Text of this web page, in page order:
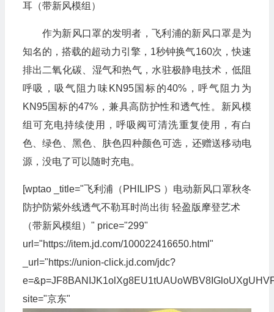
耳（带新风模组）
作为新风口罩的发明者，飞利浦的新风口罩是为
知名的，搭载的超动力引擎，1秒钟换气160次，快速
排出二氧化碳、湿气和热气，水驻极静电技术，低阻
呼吸，吸气阻力味KN95国标的40%，呼气阻力为
KN95国标的47%，兼具高防护性和透气性。新风模
组可充电持续使用，呼吸阀可清洗重复使用，有白
色、绿色、黑色、肤色四种颜色可选，还赠送移动电
源，没电了可以随时充电。
[wptao _title="飞利浦（PHILIPS ）电动新风口罩秋冬
防护防紫外线透气不勒耳时尚出街 轻盈版摩登艺术
（带新风模组）" price="299"
url="https://item.jd.com/100022416650.html"
_url="https://union-click.jd.com/jdc?
site="京东"